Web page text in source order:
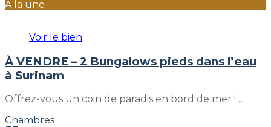
A la une
Voir le bien
À VENDRE – 2 Bungalows pieds dans l’eau
à Surinam
Offrez-vous un coin de paradis en bord de mer !…
Chambres